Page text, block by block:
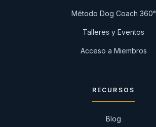
Método Dog Coach 360°
Talleres y Eventos
Acceso a Miembros
RECURSOS
Blog